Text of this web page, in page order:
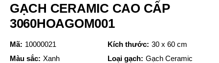
GẠCH CERAMIC CAO CẤP
3060HOAGOM001
Mã: 10000021 Kích thước: 30 x 60 cm
Màu sắc: Xanh Loại gạch: Gạch Ceramic